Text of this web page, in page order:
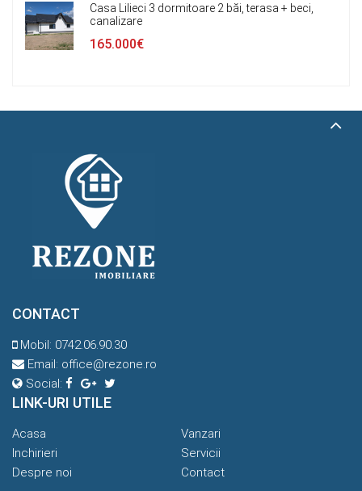
Casa Lilieci 3 dormitoare 2 băi, terasa + beci,
canalizare
165.000€
CONTACT
Mobil: 0742.06.90.30
Email: office@rezone.ro
Social:
LINK-URI UTILE
Acasa
Vanzari
Inchirieri
Servicii
Despre noi
Contact